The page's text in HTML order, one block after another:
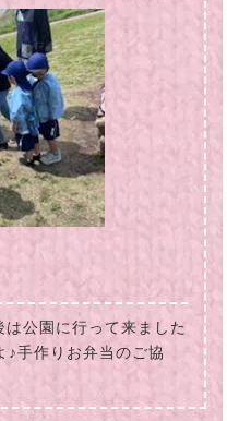
公園に行って来ました
手作りお弁当のご協